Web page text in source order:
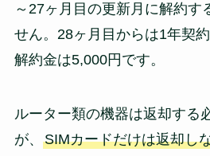
～27ヶ月目の更新月に解約す
せん。28ヶ月目からは1年契
解約金は5,000円です。
ルーター類の機器は返却する
が、 SIMカードだけは返却し